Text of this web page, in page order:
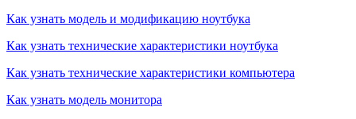
Как узнать модель и модификацию ноутбука
Как узнать технические характеристики ноутбука
Как узнать технические характеристики компьютера
Как узнать модель монитора